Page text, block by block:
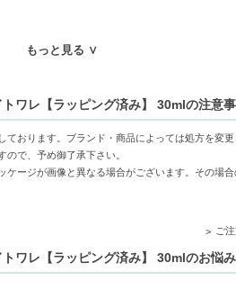
により空輸での沖縄輸送ができません。配
ツ、ロータスリーフが織りなす、明るく
もっと見る ∨
ワレ【ラッピング済み】 30mlの注意
おります。ブランド・商品によっては処方を変
で、予め御了承下さい。
ージが画像と異なる場合がございます。その場
ご
ワレ【ラッピング済み】 30mlのお悩